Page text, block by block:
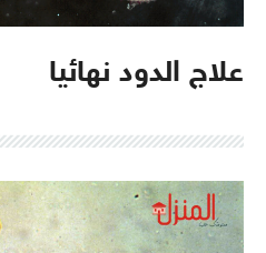
علاج الدود نهائيا